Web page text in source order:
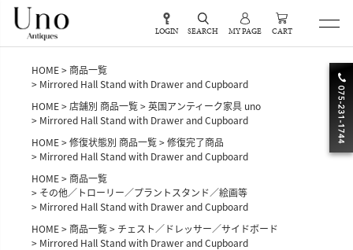
LOGIN SEARCH MY PAGE CART
HOME
商品一覧
Mirrored Hall Stand with Drawer and Cupboard
HOME
店舗別 商品一覧
英国アンティーク家具 uno
Mirrored Hall Stand with Drawer and Cupboard
HOME
修復状態別 商品一覧
修復完了商品
Mirrored Hall Stand with Drawer and Cupboard
HOME
商品一覧
その他／トローリー／プラントスタンド／絵画等
Mirrored Hall Stand with Drawer and Cupboard
HOME
商品一覧
チェスト／ドレッサー／サイドボード
Mirrored Hall Stand with Drawer and Cupboard